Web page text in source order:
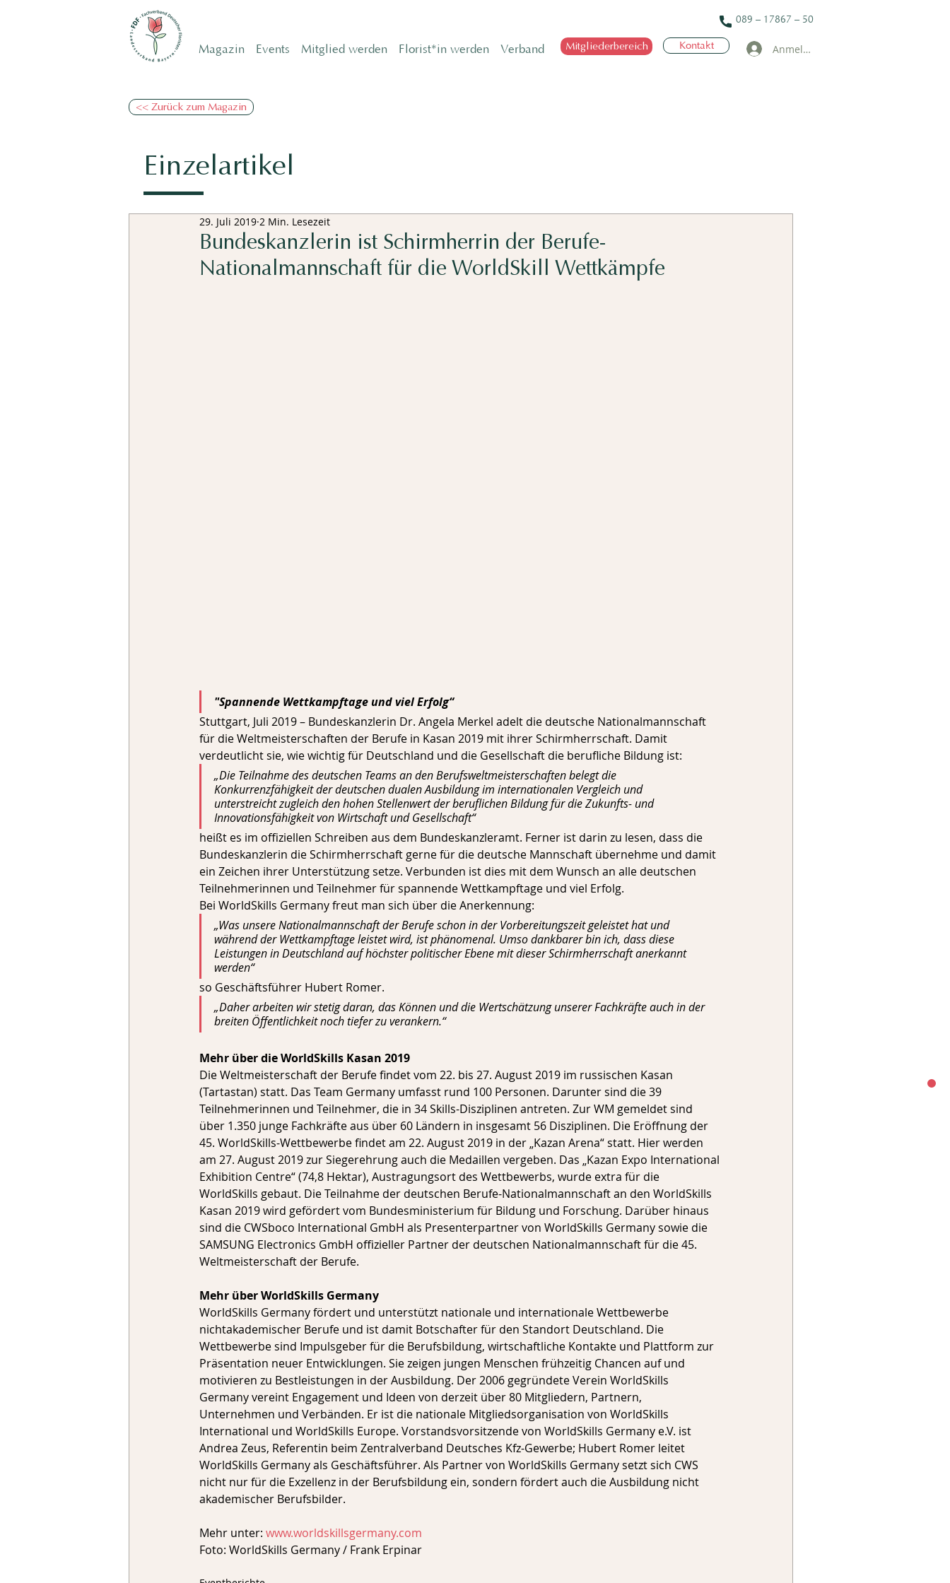
Magazin Events Mitglied werden Florist*in werden Verband
089 – 17867 – 50
Mitgliederbereich Kontakt Anmelden
<< Zurück zum Magazin
Einzelartikel
Bundeskanzlerin ist Schirmherrin der Berufe-
Nationalmannschaft für die WorldSkill Wettkämpfe
29. Juli 2019 2 Min. Lesezeit
"Spannende Wettkampftage und viel Erfolg“
Stuttgart, Juli 2019 – Bundeskanzlerin Dr. Angela Merkel adelt die deutsche Nationalmannschaft
für die Weltmeisterschaften der Berufe in Kasan 2019 mit ihrer Schirmherrschaft. Damit
verdeutlicht sie, wie wichtig für Deutschland und die Gesellschaft die berufliche Bildung ist:
„Die Teilnahme des deutschen Teams an den Berufsweltmeisterschaften belegt die
Konkurrenzfähigkeit der deutschen dualen Ausbildung im internationalen Vergleich und
unterstreicht zugleich den hohen Stellenwert der beruflichen Bildung für die Zukunfts- und
Innovationsfähigkeit von Wirtschaft und Gesellschaft“
heißt es im offiziellen Schreiben aus dem Bundeskanzleramt. Ferner ist darin zu lesen, dass die
Bundeskanzlerin die Schirmherrschaft gerne für die deutsche Mannschaft übernehme und damit
ein Zeichen ihrer Unterstützung setze. Verbunden ist dies mit dem Wunsch an alle deutschen
Teilnehmerinnen und Teilnehmer für spannende Wettkampftage und viel Erfolg.
Bei WorldSkills Germany freut man sich über die Anerkennung:
„Was unsere Nationalmannschaft der Berufe schon in der Vorbereitungszeit geleistet hat und
während der Wettkampftage leistet wird, ist phänomenal. Umso dankbarer bin ich, dass diese
Leistungen in Deutschland auf höchster politischer Ebene mit dieser Schirmherrschaft anerkannt
werden“
so Geschäftsführer Hubert Romer.
„Daher arbeiten wir stetig daran, das Können und die Wertschätzung unserer Fachkräfte auch in der
breiten Öffentlichkeit noch tiefer zu verankern.“
Mehr über die WorldSkills Kasan 2019
Die Weltmeisterschaft der Berufe findet vom 22. bis 27. August 2019 im russischen Kasan
(Tartastan) statt. Das Team Germany umfasst rund 100 Personen. Darunter sind die 39
Teilnehmerinnen und Teilnehmer, die in 34 Skills-Disziplinen antreten. Zur WM gemeldet sind
über 1.350 junge Fachkräfte aus über 60 Ländern in insgesamt 56 Disziplinen. Die Eröffnung der
45. WorldSkills-Wettbewerbe findet am 22. August 2019 in der „Kazan Arena“ statt. Hier werden
am 27. August 2019 zur Siegerehrung auch die Medaillen vergeben. Das „Kazan Expo International
Exhibition Centre“ (74,8 Hektar), Austragungsort des Wettbewerbs, wurde extra für die
WorldSkills gebaut. Die Teilnahme der deutschen Berufe-Nationalmannschaft an den WorldSkills
Kasan 2019 wird gefördert vom Bundesministerium für Bildung und Forschung. Darüber hinaus
sind die CWSboco International GmbH als Presenterpartner von WorldSkills Germany sowie die
SAMSUNG Electronics GmbH offizieller Partner der deutschen Nationalmannschaft für die 45.
Weltmeisterschaft der Berufe.
Mehr über WorldSkills Germany
WorldSkills Germany fördert und unterstützt nationale und internationale Wettbewerbe
nichtakademischer Berufe und ist damit Botschafter für den Standort Deutschland. Die
Wettbewerbe sind Impulsgeber für die Berufsbildung, wirtschaftliche Kontakte und Plattform zur
Präsentation neuer Entwicklungen. Sie zeigen jungen Menschen frühzeitig Chancen auf und
motivieren zu Bestleistungen in der Ausbildung. Der 2006 gegründete Verein WorldSkills
Germany vereint Engagement und Ideen von derzeit über 80 Mitgliedern, Partnern,
Unternehmen und Verbänden. Er ist die nationale Mitgliedsorganisation von WorldSkills
International und WorldSkills Europe. Vorstandsvorsitzende von WorldSkills Germany e.V. ist
Andrea Zeus, Referentin beim Zentralverband Deutsches Kfz-Gewerbe; Hubert Romer leitet
WorldSkills Germany als Geschäftsführer. Als Partner von WorldSkills Germany setzt sich CWS
nicht nur für die Exzellenz in der Berufsbildung ein, sondern fördert auch die Ausbildung nicht
akademischer Berufsbilder.
Mehr unter: www.worldskillsgermany.com
Foto: WorldSkills Germany / Frank Erpinar